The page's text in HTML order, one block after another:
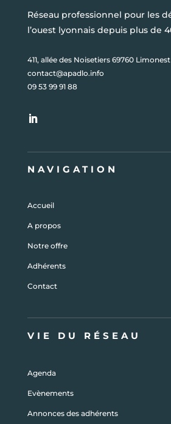
Réseau professionnel pour les
l’ouest lyonnais depuis plus de
411, allée des Noisetiers 69760 Limonest
contact@apadlo.info
09 53 99 91 88
NAVIGATION
Accueil
A propos
Notre offre
Adhérents
Contact
VIE DU RÉSEAU
Agenda
Evènements
Annonces des adhérents